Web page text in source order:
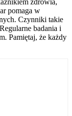
zdrowia,
pomaga w
Czynniki takie
badania i
Pamiętaj, że każdy